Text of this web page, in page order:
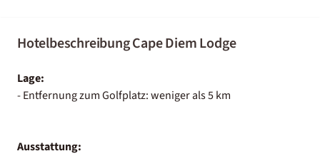
Hotelbeschreibung Cape Diem Lodge
Lage:
- Entfernung zum Golfplatz: weniger als 5 km
Ausstattung: